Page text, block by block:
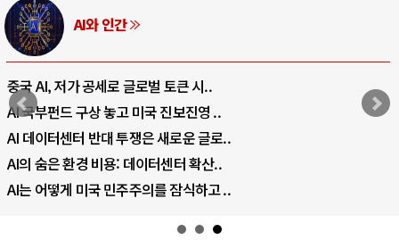
AI와 인간
중국 AI, 저가 공세로 글로벌 토큰 시..
AI 국부펀드 구상 놓고 미국 진보진영 ..
AI 데이터센터 반대 투쟁은 새로운 글로..
AI의 숨은 환경 비용: 데이터센터 확산..
AI는 어떻게 미국 민주주의를 잠식하고 ..